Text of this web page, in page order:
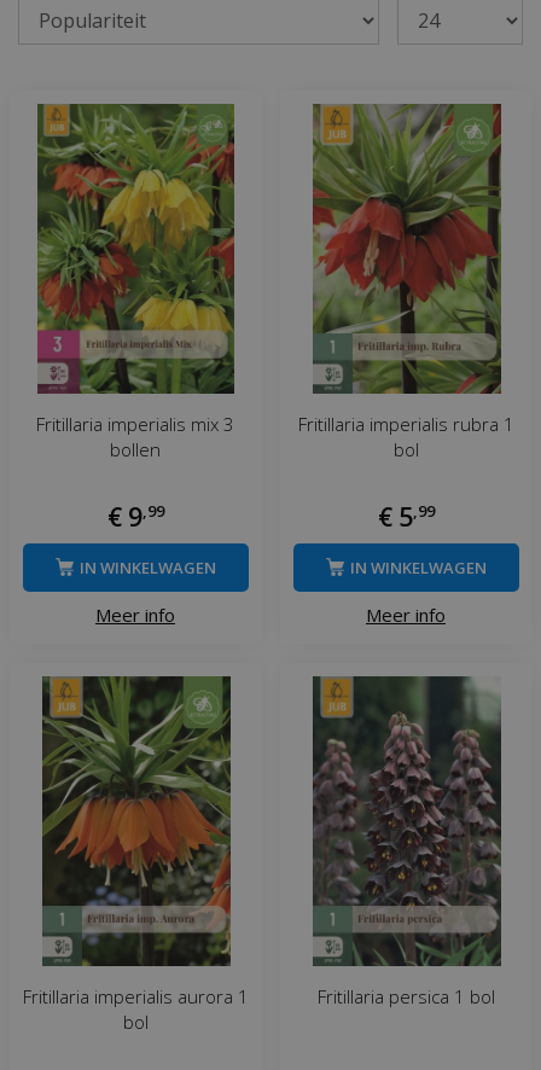
Fritillaria imperialis mix 3
bollen
€ 9, 99
Meer info
IN WINKELWAGEN
Fritillaria imperialis rubra 1
bol
€ 5 99
Meer info
IN WINKELWAGEN
Fritillaria imperialis aurora 1
bol
Fritillaria persica 1 bol